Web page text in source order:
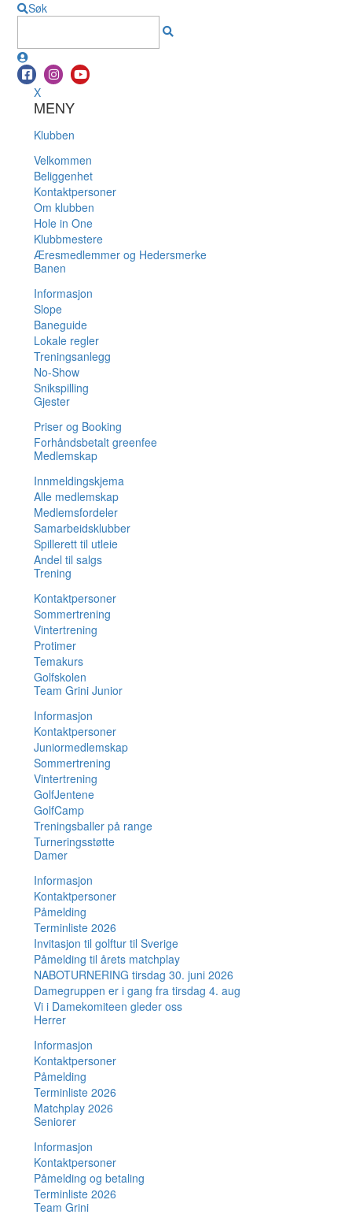
Søk
X
MENY
Klubben
Velkommen
Beliggenhet
Kontaktpersoner
Om klubben
Hole in One
Klubbmestere
Æresmedlemmer og Hedersmerke
Banen
Informasjon
Slope
Baneguide
Lokale regler
Treningsanlegg
No-Show
Snikspilling
Gjester
Priser og Booking
Forhåndsbetalt greenfee
Medlemskap
Innmeldingskjema
Alle medlemskap
Medlemsfordeler
Samarbeidsklubber
Spillerett til utleie
Andel til salgs
Trening
Kontaktpersoner
Sommertrening
Vintertrening
Protimer
Temakurs
Golfskolen
Team Grini Junior
Informasjon
Kontaktpersoner
Juniormedlemskap
Sommertrening
Vintertrening
GolfJentene
GolfCamp
Treningsballer på range
Turneringsstøtte
Damer
Informasjon
Kontaktpersoner
Påmelding
Terminliste 2026
Invitasjon til golftur til Sverige
Påmelding til årets matchplay
NABOTURNERING tirsdag 30. juni 2026
Damegruppen er i gang fra tirsdag 4. aug
Vi i Damekomiteen gleder oss
Herrer
Informasjon
Kontaktpersoner
Påmelding
Terminliste 2026
Matchplay 2026
Seniorer
Informasjon
Kontaktpersoner
Påmelding og betaling
Terminliste 2026
Team Grini